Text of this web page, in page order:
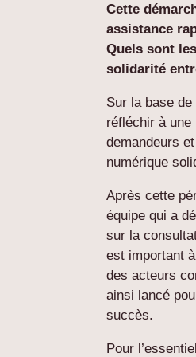
Cette
assistance
Quels sont
solidarité
Sur la base
réfléchir à une
demandeurs
numérique
Après cette
équipe qui a
sur la
est important
des acteurs
ainsi lancé
succès.
Pour